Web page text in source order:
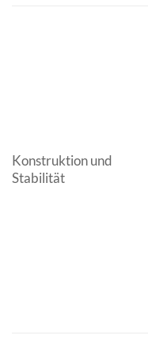
Konstruktion und
Stabilität